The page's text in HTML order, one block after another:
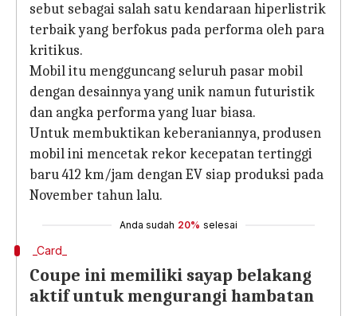
sebut sebagai salah satu kendaraan hiperlistrik
terbaik yang berfokus pada performa oleh para
kritikus.
Mobil itu mengguncang seluruh pasar mobil
dengan desainnya yang unik namun futuristik
dan angka performa yang luar biasa.
Untuk membuktikan keberaniannya, produsen
mobil ini mencetak rekor kecepatan tertinggi
baru 412 km/jam dengan EV siap produksi pada
November tahun lalu.
Anda sudah 20% selesai
_Card_
Coupe ini memiliki sayap belakang
aktif untuk mengurangi hambatan